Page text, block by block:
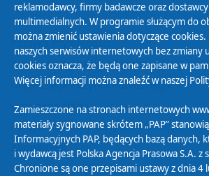
Polityka Prywatności
Zasady korzystania z Serwisu
Organizacje Pożytku Publicznego
Cyfryzacja DAB+
Polityka ochrony danych osobowych
Abonament
Zamówienia publiczne
reklamodawcy, firmy badawcze oraz
multimedialnych. W programie służącym do
można zmienić ustawienia dotyczące cookies.
naszych serwisów internetowych bez zmiany
cookies oznacza, że będą one zapisane w
Więcej informacji można znaleźć w naszej
Zamieszczone na stronach internetowych
materiały sygnowane skrótem „PAP”
Informacyjnych PAP, będących bazą danych,
i wydawcą jest Polska Agencja Prasowa S.A. z
Chronione są one przepisami ustawy z dnia 4